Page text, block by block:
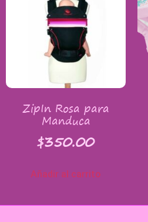
ZipIn Rosa para
Manduca
$350.00
Añadir al carrito